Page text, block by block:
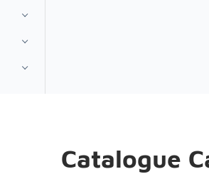
Catalogue